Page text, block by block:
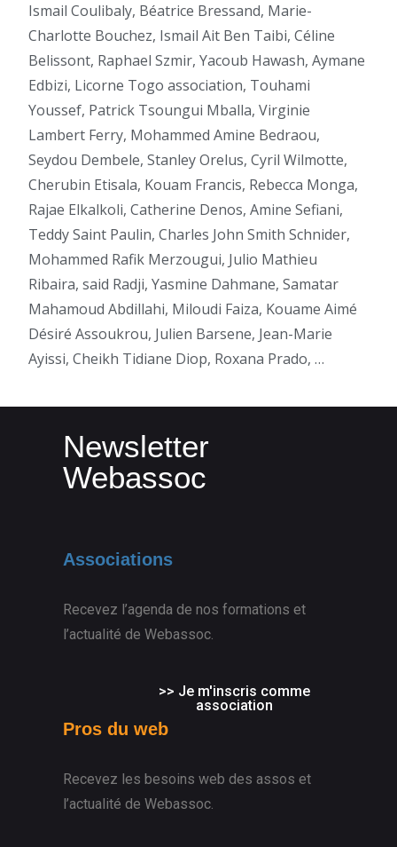
Ismail Coulibaly, Béatrice Bressand, Marie-
Charlotte Bouchez, Ismail Ait Ben Taibi, Céline
Belissont, Raphael Szmir, Yacoub Hawash, Aymane
Edbizi, Licorne Togo association, Touhami
Youssef, Patrick Tsoungui Mballa, Virginie
Lambert Ferry, Mohammed Amine Bedraou,
Seydou Dembele, Stanley Orelus, Cyril Wilmotte,
Cherubin Etisala, Kouam Francis, Rebecca Monga,
Rajae Elkalkoli, Catherine Denos, Amine Sefiani,
Teddy Saint Paulin, Charles John Smith Schnider,
Mohammed Rafik Merzougui, Julio Mathieu
Ribaira, said Radji, Yasmine Dahmane, Samatar
Mahamoud Abdillahi, Miloudi Faiza, Kouame Aimé
Désiré Assoukrou, Julien Barsene, Jean-Marie
Ayissi, Cheikh Tidiane Diop, Roxana Prado, …
Newsletter
Webassoc
Associations
Recevez l’agenda de nos formations et
l’actualité de Webassoc.
>> Je m'inscris comme
association
Pros du web
Recevez les besoins web des assos et
l’actualité de Webassoc.